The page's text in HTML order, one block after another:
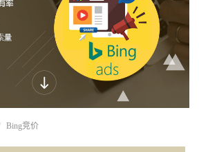
Bing竞价